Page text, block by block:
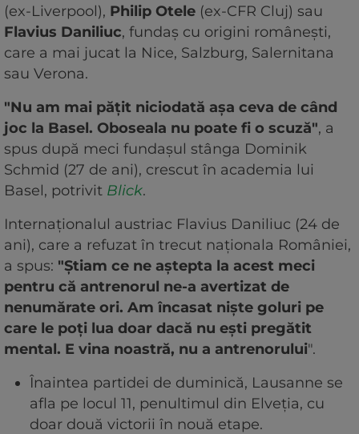
(ex-Liverpool), Philip Otele (ex-CFR Cluj) sau
Flavius Daniliuc, fundaș cu origini românești,
care a mai jucat la Nice, Salzburg, Salernitana
sau Verona.
"Nu am mai pățit niciodată așa ceva de când
joc la Basel. Oboseala nu poate fi o scuză", a
spus după meci fundașul stânga Dominik
Schmid (27 de ani), crescut în academia lui
Basel, potrivit Blick.
Internaționalul austriac Flavius Daniliuc (24 de
ani), care a refuzat în trecut naționala României,
a spus: "Știam ce ne aștepta la acest meci
pentru că antrenorul ne-a avertizat de
nenumărate ori. Am încasat niște goluri pe
care le poți lua doar dacă nu ești pregătit
mental. E vina noastră, nu a antrenorului".
Înaintea partidei de duminică, Lausanne se
afla pe locul 11, penultimul din Elveția, cu
doar două victorii în nouă etape.